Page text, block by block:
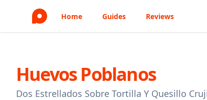
Home Guides Reviews
Huevos Poblanos
Dos Estrellados Sobre Tortilla Y Quesillo